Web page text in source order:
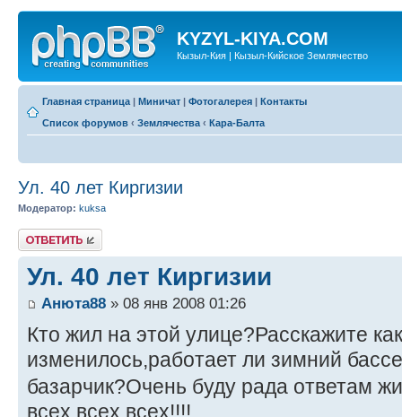
KYZYL-KIYA.COM
Кызыл-Кия | Кызыл-Кийское Землячество
Главная страница | Миничат | Фотогалерея | Контакты
Список форумов ‹ Землячества ‹ Кара-Балта
Ул. 40 лет Киргизии
Модератор: kuksa
Ответить
Ул. 40 лет Киргизии
Анюта88 » 08 янв 2008 01:26
Кто жил на этой улице?Расскажите
изменилось,работает ли зимний
базарчик?Очень буду рада ответам
всех,всех,всех!!!!